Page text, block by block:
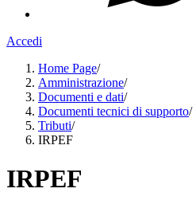
Accedi
Home Page/
Amministrazione/
Documenti e dati/
Documenti tecnici di supporto/
Tributi/
IRPEF
IRPEF